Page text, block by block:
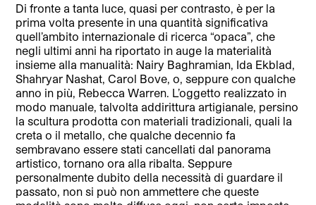
Di fronte a tanta luce, quasi per contrasto, è per la
prima volta presente in una quantità significativa
quell’ambito internazionale di ricerca “opaca”, che
negli ultimi anni ha riportato in auge la materialità
insieme alla manualità: Nairy Baghramian, Ida Ekblad,
Shahryar Nashat, Carol Bove, o, seppure con qualche
anno in più, Rebecca Warren. L’oggetto realizzato in
modo manuale, talvolta addirittura artigianale, persino
la scultura prodotta con materiali tradizionali, quali la
creta o il metallo, che qualche decennio fa
sembravano essere stati cancellati dal panorama
artistico, tornano ora alla ribalta. Seppure
personalmente dubito della necessità di guardare il
passato, non si può non ammettere che queste